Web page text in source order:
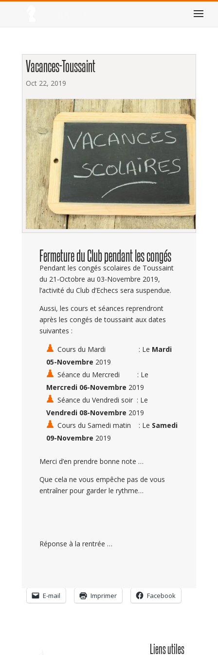
Vacances-Toussaint
Oct 22, 2019
Fermeture du Club pendant les congés
Pendant les congés scolaires de Toussaint
du 21-Octobre au 03-Novembre 2019,
l’activité du Club d’Echecs sera suspendue.
Aussi, les cours et séances reprendront
après les congés de toussaint aux dates
suivantes :
Cours du Mardi : Le Mardi
05-Novembre 2019
Séance du Mercredi : Le
Mercredi 06-Novembre 2019
Séance du Vendredi soir : Le
Vendredi 08-Novembre 2019
Cours du Samedi matin : Le Samedi
09-Novembre 2019
Merci d’en prendre bonne note …
Que cela ne vous empêche pas de vous
entraîner pour garder le rythme…
Réponse à la rentrée …
E-mail Imprimer Facebook
Liens utiles